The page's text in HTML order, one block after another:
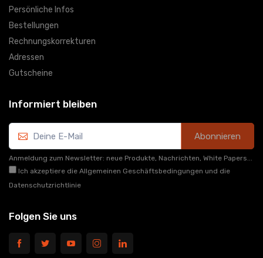
Persönliche Infos
Bestellungen
Rechnungskorrekturen
Adressen
Gutscheine
Informiert bleiben
Abonnieren
Anmeldung zum Newsletter: neue Produkte, Nachrichten, White Papers...
Ich akzeptiere die Allgemeinen Geschäftsbedingungen und die
Datenschutzrichtlinie
Folgen Sie uns